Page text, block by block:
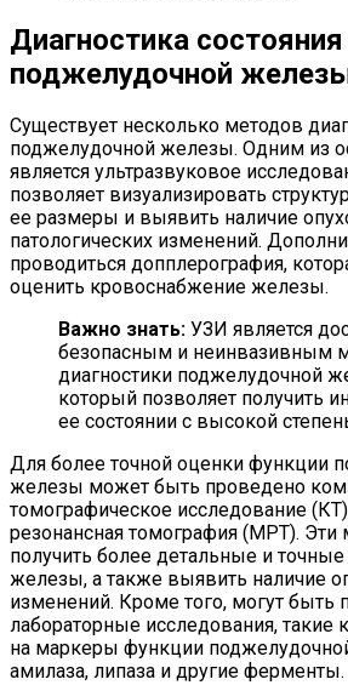
Диагностика состояния
поджелудочной
Существует несколько методов
поджелудочной железы. Одним из
является ультразвуковое
позволяет визуализировать
ее размеры и выявить наличие
патологических изменений.
проводиться допплерография,
оценить кровоснабжение железы.
Важно знать: УЗИ является
безопасным и неинвазивным
диагностики поджелудочной
который позволяет получить
ее состоянии с высокой
Для более точной оценки функции
железы может быть проведено
томографическое исследование
резонансная томография (МРТ).
получить более детальные и
железы, а также выявить наличие
изменений. Кроме того, могут быть
лабораторные исследования, такие
на маркеры функции
амилаза, липаза и другие ферменты.